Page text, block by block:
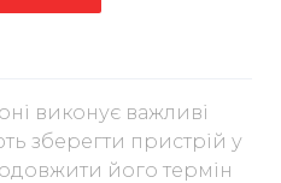
виконує важливі
зберегти пристрій у
його термін